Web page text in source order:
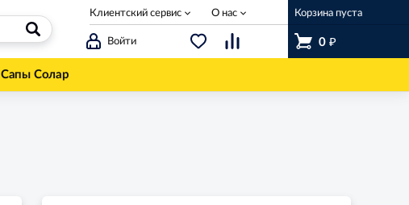
Войти
Корзина пуста
0 ₽
Клиентский сервис О нас
Сапы Солар